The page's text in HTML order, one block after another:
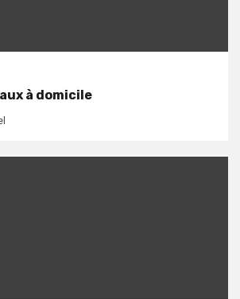
à domicile